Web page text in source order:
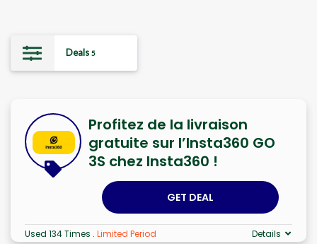
Deals 5
Profitez de la livraison
gratuite sur l’Insta360 GO
3S chez Insta360 !
GET DEAL
Used 134 Times . Limited Period Details